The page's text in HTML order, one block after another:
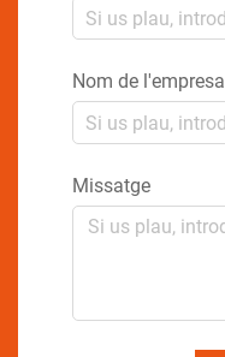
Nom de l'empresa
Missatge